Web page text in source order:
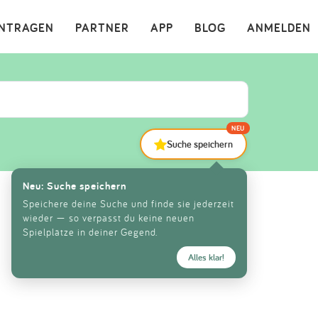
ANMELDEN
BLOG
APP
PARTNER ×
Suche speichern
NEU
Neu: Suche speichern
Speichere deine Suche und finde sie jederzeit
wieder — so verpasst du keine neuen
Spielplätze in deiner Gegend.
Alles klar!